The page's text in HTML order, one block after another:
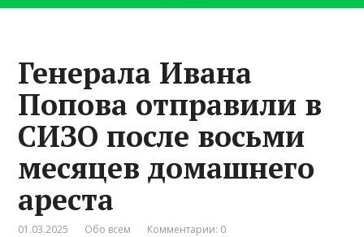
Генерала Ивана
Попова отправили в
СИЗО после восьми
месяцев домашнего
ареста
01.03.2025 Обо всем Комментарии: 0